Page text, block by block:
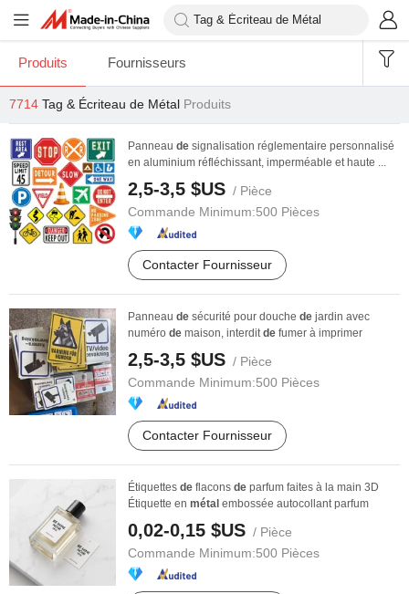
Produits Fournisseurs
7714 Tag & Écriteau de Métal Produits
Panneau de signalisation réglementaire personnalisé
en aluminium réfléchissant, imperméable et haute ...
2,5-3,5 $US / Pièce
Commande Minimum:500 Pièces
Contacter Fournisseur
Panneau de sécurité pour douche de jardin avec
numéro de maison, interditde fumer à imprimer
2,5-3,5 $US / Pièce
Commande Minimum:500 Pièces
Contacter Fournisseur
Étiquettes de flacons de parfum faites à la main 3D
Étiquette en métal embossée autocollant parfum
0,02-0,15 $US / Pièce
Commande Minimum:500 Pièces